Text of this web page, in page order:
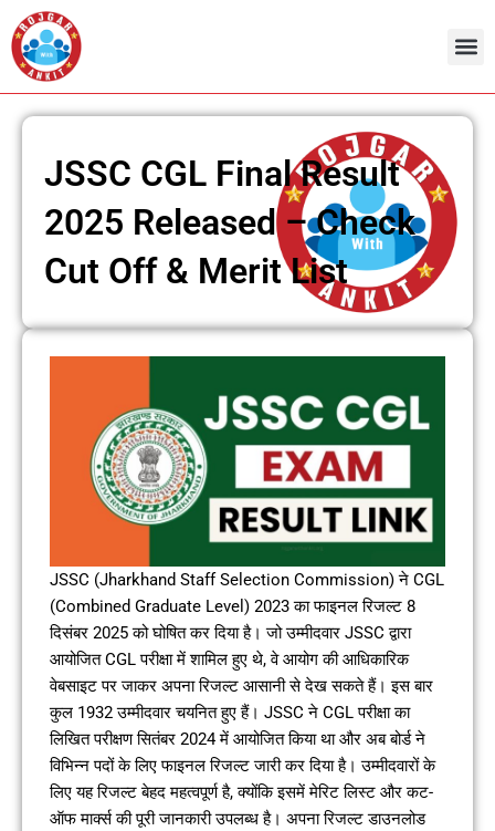
Skip
to
content
JSSC CGL Final Result
2025 Released – Check
Cut Off & Merit List
JSSC (Jharkhand Staff Selection Commission) ने CGL
(Combined Graduate Level) 2023 का फाइनल रिजल्ट 8
दिसंबर 2025 को घोषित कर दिया है। जो उम्मीदवार JSSC द्वारा
आयोजित CGL परीक्षा में शामिल हुए थे, वे आयोग की आधिकारिक
वेबसाइट पर जाकर अपना रिजल्ट आसानी से देख सकते हैं। इस बार
कुल 1932 उम्मीदवार चयनित हुए हैं। JSSC ने CGL परीक्षा का
लिखित परीक्षण सितंबर 2024 में आयोजित किया था और अब बोर्ड ने
विभिन्न पदों के लिए फाइनल रिजल्ट जारी कर दिया है। उम्मीदवारों के
लिए यह रिजल्ट बेहद महत्वपूर्ण है, क्योंकि इसमें मेरिट लिस्ट और कट-
ऑफ मार्क्स की पूरी जानकारी उपलब्ध है। अपना रिजल्ट डाउनलोड